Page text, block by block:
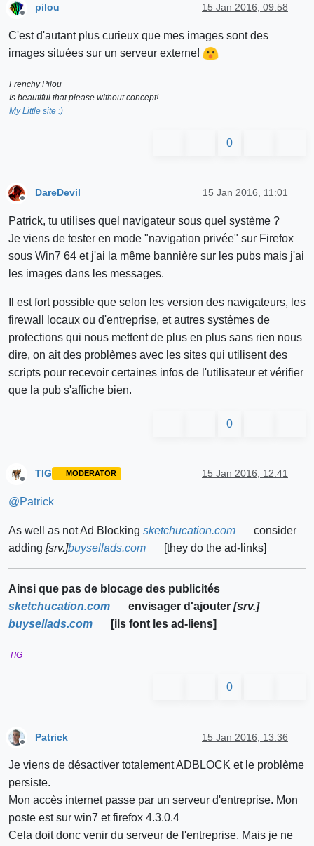
Offline
pilou 15 Jan 2016, 09:58
C'est d'autant plus curieux que mes images sont des
images situées sur un serveur externe!
Frenchy Pilou
Is beautiful that please without concept!
My Little site :)
0
Offline
DareDevil 15 Jan 2016, 11:01
Patrick, tu utilises quel navigateur sous quel système ?
Je viens de tester en mode "navigation privée" sur Firefox
sous Win7 64 et j'ai la même bannière sur les pubs mais j'ai
les images dans les messages.
Il est fort possible que selon les version des navigateurs, les
firewall locaux ou d'entreprise, et autres systèmes de
protections qui nous mettent de plus en plus sans rien nous
dire, on ait des problèmes avec les sites qui utilisent des
scripts pour recevoir certaines infos de l'utilisateur et vérifier
que la pub s'affiche bien.
0
TIG MODERATOR 15 Jan 2016, 12:41
@Patrick
As well as not Ad Blocking sketchucation.com
consider
adding [srv.]buysellads.com [they do the ad-links]
Ainsi que pas de blocage des publicités
sketchucation.com
envisager d'ajouter [srv.]
buysellads.com
[ils font les ad-liens]
TIG
0
Patrick 15 Jan 2016, 13:36
Je viens de désactiver totalement ADBLOCK et le problème
persiste.
Mon accès internet passe par un serveur d'entreprise. Mon
poste est sur win7 et firefox 4.3.0.4
Cela doit donc venir du serveur de l'entreprise. Mais je ne